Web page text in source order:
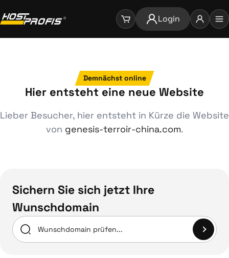
Login
Demnächst online
Hier entsteht eine neue Website
Lieber Besucher, hier entsteht in Kürze die Website
von genesis-terroir-china.com.
Sichern Sie sich jetzt Ihre
Wunschdomain